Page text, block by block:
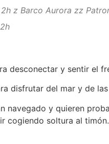
z Barco Aurora zz
desconectar y sentir el
disfrutar del mar y de
navegado y quieren
cogiendo soltura al timón.